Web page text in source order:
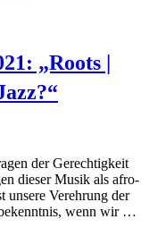
„Roots |
der Gerechtigkeit
dieser Musik als afro-
unsere Verehrung der
wenn wir …